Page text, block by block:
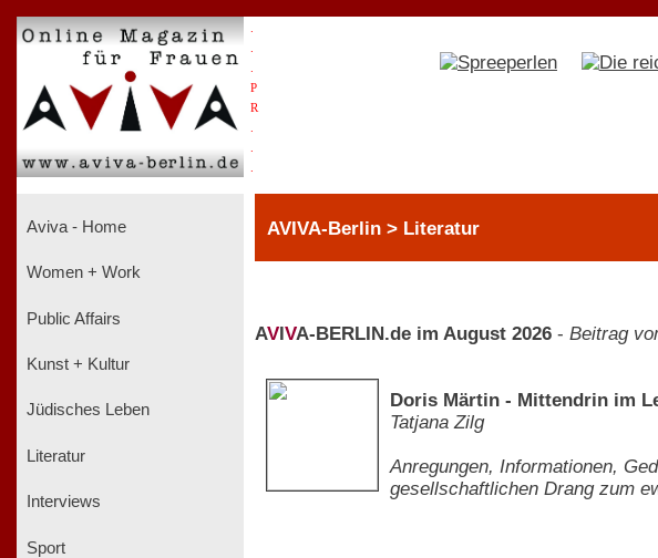
P
R
Aviva - Home
Women + Work
Public Affairs
Kunst + Kultur
Jüdisches Leben
Literatur
Interviews
Sport
AVIVA-Berlin > Literatur
AV VA-BERLIN.de im August 2026 - Beitrag
Doris Märtin - Mittendrin im
Tatjana Zilg
Anregungen, Informationen,
gesellschaftlichen Drang zum